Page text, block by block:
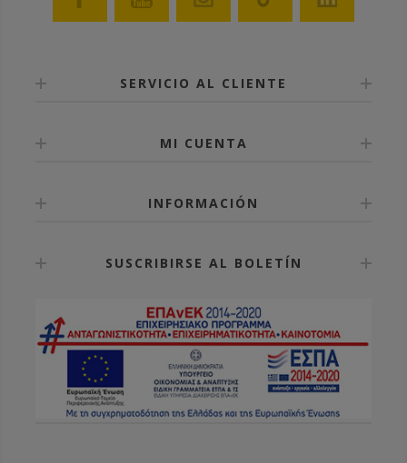
SERVICIO AL CLIENTE
MI CUENTA
INFORMACIÓN
SUSCRIBIRSE AL BOLETÍN